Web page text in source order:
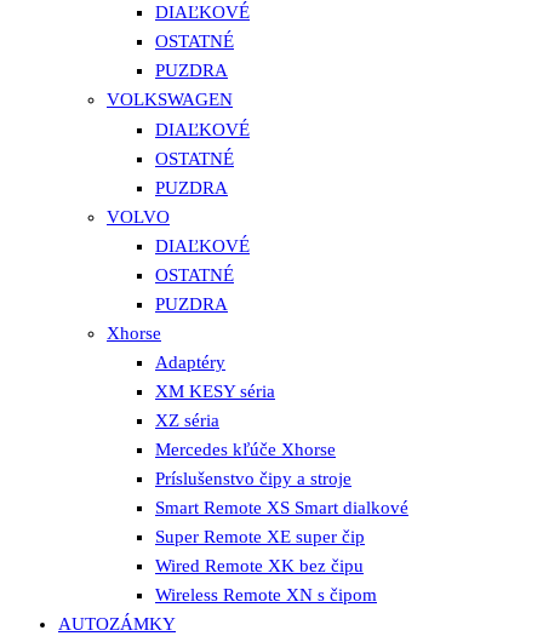
DIAĽKOVÉ
OSTATNÉ
PUZDRA
VOLKSWAGEN
DIAĽKOVÉ
OSTATNÉ
PUZDRA
VOLVO
DIAĽKOVÉ
OSTATNÉ
PUZDRA
Xhorse
Adaptéry
XM KESY séria
XZ séria
Mercedes kľúče Xhorse
Príslušenstvo čipy a stroje
Smart Remote XS Smart dialkové
Super Remote XE super čip
Wired Remote XK bez čipu
Wireless Remote XN s čipom
AUTOZÁMKY